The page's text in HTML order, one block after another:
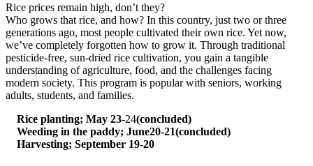
Rice prices remain high, don’t they?
Who grows that rice, and how? In this country, just two or three
generations ago, most people cultivated their own rice. Yet now,
we’ve completely forgotten how to grow it. Through traditional
pesticide-free, sun-dried rice cultivation, you gain a tangible
understanding of agriculture, food, and the challenges facing
modern society. This program is popular with seniors, working
adults, students, and families.
Rice planting; May 23-24(concluded)
Weeding in the paddy; June20-21(concluded)
Harvesting; September 19-20